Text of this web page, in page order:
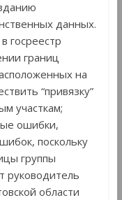
данных.
госреестр
границ
на
“привязку”
участкам;
ошибки,
поскольку
группы
руководитель
области